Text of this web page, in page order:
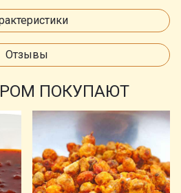
Отзывы
ПОКУПАЮТ